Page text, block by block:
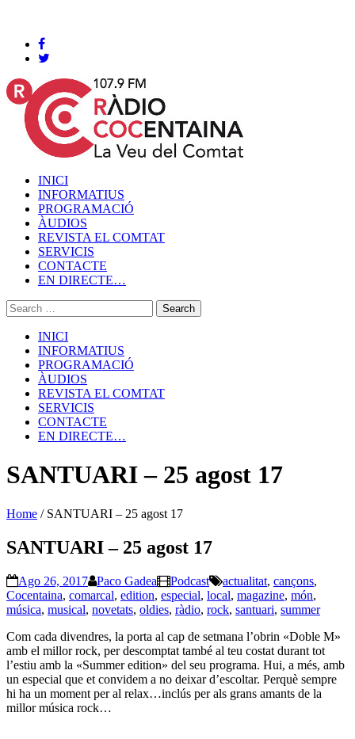
INICI
INFORMATIUS
PROGRAMACIÓ
ÀUDIOS
REVISTA EL COMTAT
SERVICIS
CONTACTE
EN DIRECTE…
INICI
INFORMATIUS
PROGRAMACIÓ
ÀUDIOS
REVISTA EL COMTAT
SERVICIS
CONTACTE
EN DIRECTE…
SANTUARI – 25 agost 17
Home / SANTUARI – 25 agost 17
SANTUARI – 25 agost 17
Ago 26, 2017 Paco Gadea Podcast actualitat, cançons,
Cocentaina, comarcal, edition, especial, local, magazine, món,
música, musical, novetats, oldies, ràdio, rock, santuari, summer
Com cada divendres, la porta al cap de setmana l’obrin «Doble M»
amb el millor rock, per descomptat també al teu costat durant tot
l’estiu amb la «Summer edition» del seu programa. Hui, a més, amb
un especial que et convidem a no deixar d’escoltar. Perquè sempre
hi ha un moment per al relax…inclús per als grans amants de la
millor música rock…